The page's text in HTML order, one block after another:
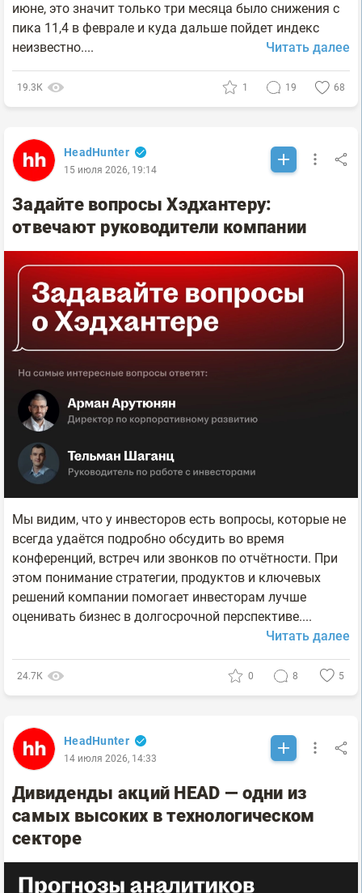
июне, это значит только три месяца было снижения с
пика 11,4 в феврале и куда дальше пойдет индекс
неизвестно....
Читать далее
19.3К 1 19 68
HeadHunter
15 июля 2026, 19:14
Задайте вопросы Хэдхантеру:
отвечают руководители компании
Мы видим, что у инвесторов есть вопросы, которые не
всегда удаётся подробно обсудить во время
конференций, встреч или звонков по отчётности. При
этом понимание стратегии, продуктов и ключевых
решений компании помогает инвесторам лучше
оценивать бизнес в долгосрочной перспективе....
Читать далее
24.7К 0 8 5
HeadHunter
14 июля 2026, 14:33
Дивиденды акций HEAD — одни из
самых высоких в технологическом
секторе